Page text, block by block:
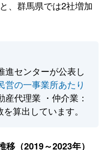
、群馬県では2社増加
進センターが公表し
営の一事業所あたり
産代理業 ・仲介業：
算出しています。
（2019～2023年）